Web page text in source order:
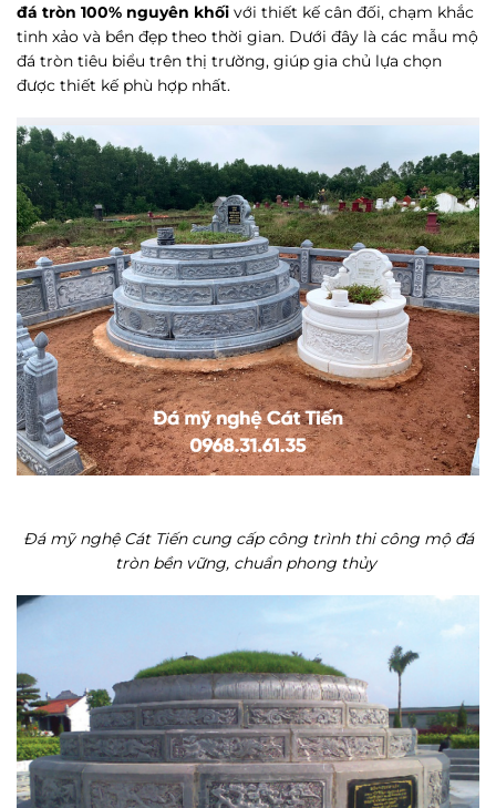
đá tròn 100% nguyên khối với thiết kế cân đối, chạm khắc
tinh xảo và bền đẹp theo thời gian. Dưới đây là các mẫu mộ
đá tròn tiêu biểu trên thị trường, giúp gia chủ lựa chọn
được thiết kế phù hợp nhất.
Đá mỹ nghệ Cát Tiến cung cấp công trình thi công mộ đá
tròn bền vững, chuẩn phong thủy